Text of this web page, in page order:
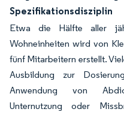
Spezifikationsdisziplin
Etwa die Hälfte aller
Wohneinheiten wird von
fünf Mitarbeitern erstellt.
Ausbildung zur
Anwendung von
Unternutzung oder